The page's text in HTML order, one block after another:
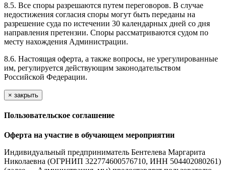
8.5. Все споры разрешаются путем переговоров. В случае
недостижения согласия споры могут быть переданы на
разрешение суда по истечении 30 календарных дней со дня
направления претензии. Споры рассматриваются судом по
месту нахождения Администрации.
8.6. Настоящая оферта, а также вопросы, не урегулированные
им, регулируется действующим законодательством
Российской Федерации.
× закрыть
Пользовательское соглашение
Оферта на участие в обучающем мероприятии
Индивидуальный предприниматель Бентелева Маргарита
Николаевна (ОГРНИП 322774600576710, ИНН 504402080261)